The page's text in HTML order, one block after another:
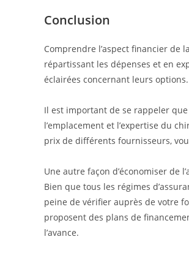
Conclusion
Comprendre l’aspect financier de
répartissant les dépenses et en
éclairées concernant leurs options.
Il est important de se rappeler
l’emplacement et l’expertise du
prix de différents fournisseurs,
Une autre façon d’économiser de
Bien que tous les régimes
peine de vérifier auprès de votre
proposent des plans de
l’avance.